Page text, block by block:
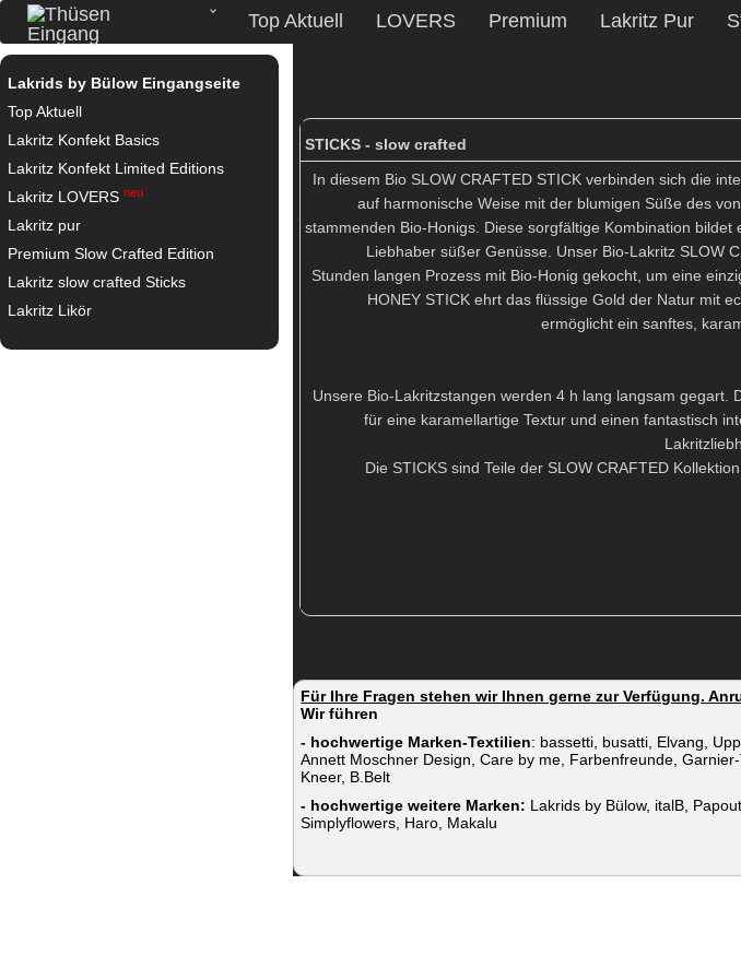
Top Aktuell LOVERS Premium Lakritz Pur
Lakrids by Bülow Eingangseite
Top Aktuell
Lakritz Konfekt Basics
Lakritz Konfekt Limited Editions
Lakritz LOVERS neu
Lakritz pur
Premium Slow Crafted Edition
Lakritz slow crafted Sticks
Lakritz Likör
STICKS - slow crafted
In diesem Bio SLOW CRAFTED STICK verbinden sich die
auf harmonische Weise mit der blumigen Süße des
stammenden Bio-Honigs. Diese sorgfältige Kombination bildet
Liebhaber süßer Genüsse. Unser Bio-Lakritz SLOW
Stunden langen Prozess mit Bio-Honig gekocht, um eine
HONEY STICK ehrt das flüssige Gold der Natur mit
ermöglicht ein sanftes,
Unsere Bio-Lakritzstangen werden 4 h lang langsam gegart.
für eine karamellartige Textur und einen fantastisch
Die STICKS sind Teile der SLOW CRAFTED
Für Ihre Fragen stehen wir Ihnen gerne zur Verfügung.
Wir führen
- hochwertige Marken-Textilien: bassetti, busatti, Elvang,
Annett Moschner Design, Care by me, Farbenfreunde, Garnier-
Kneer, B.Belt
- hochwertige weitere Marken: Lakrids by Bülow, italB,
Simplyflowers, Haro, Makalu